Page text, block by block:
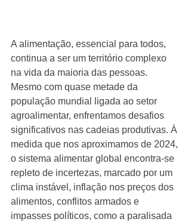
A alimentação, essencial para todos,
continua a ser um território complexo
na vida da maioria das pessoas.
Mesmo com quase metade da
população mundial ligada ao setor
agroalimentar, enfrentamos desafios
significativos nas cadeias produtivas. À
medida que nos aproximamos de 2024,
o sistema alimentar global encontra-se
repleto de incertezas, marcado por um
clima instável, inflação nos preços dos
alimentos, conflitos armados e
impasses políticos, como a paralisada